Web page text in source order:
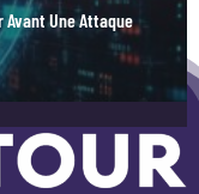
Avant Une Attaque